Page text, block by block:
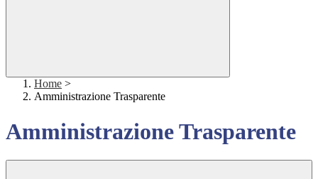
Home >
Amministrazione Trasparente
Amministrazione Trasparente